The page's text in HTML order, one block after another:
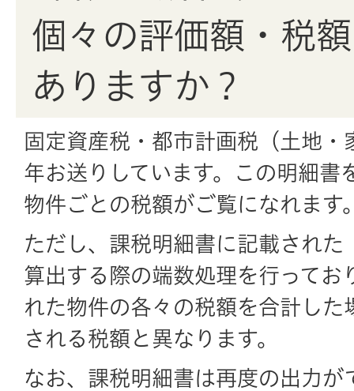
個々の評価額・税
ありますか？
固定資産税・都市計画税（土地
年お送りしています。この明細書
物件ごとの税額がご覧になれます
ただし、課税明細書に記載された
算出する際の端数処理を行ってお
れた物件の各々の税額を合計した
される税額と異なります。
なお、課税明細書は再度の出力が